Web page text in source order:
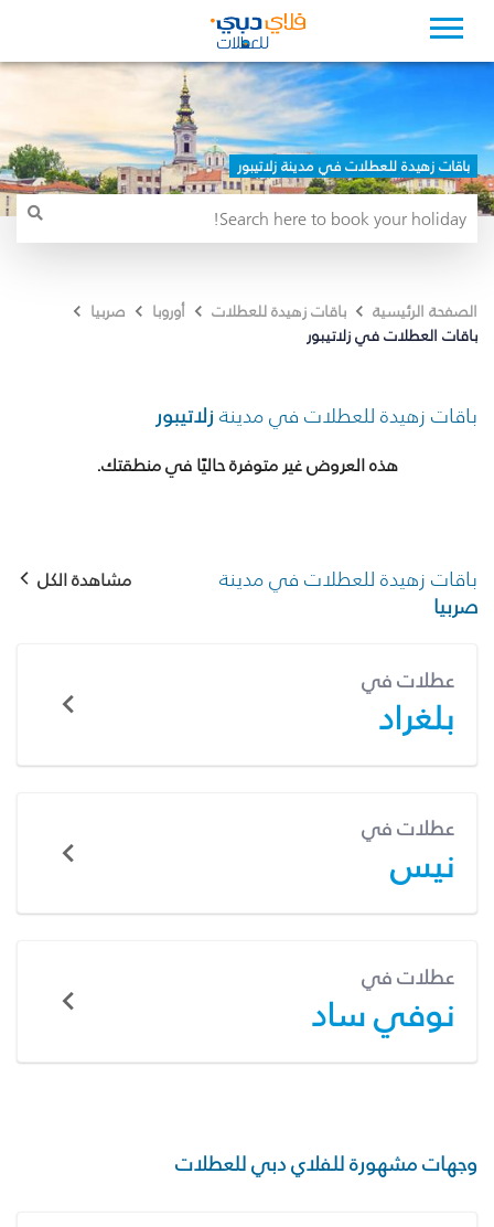
باقات زهيدة للعطلات في مدينة زلاتيبور
الصفحة الرئيسية باقات زهيدة للعطلات أوروبا
صربيا
باقات العطلات في زلاتيبور
باقات زهيدة للعطلات في مدينة زلاتيبور
هذه العروض غير متوفرة حاليًا في منطقتك.
باقات زهيدة للعطلات في مدينة
صربيا
مشاهدة الكل
عطلات في
بلغراد
عطلات في
نيس
عطلات في
نوفي ساد
وجهات مشهورة للفلاي دبي للعطلات